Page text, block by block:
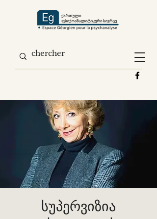
სუპერვიზია